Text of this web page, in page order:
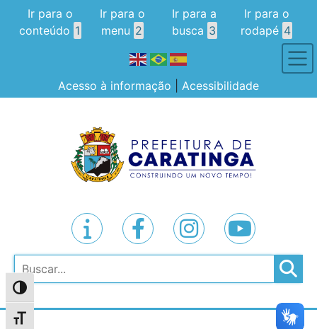
Alternar alto contraste
Alternar tamanho da fonte
Ir para o
conteúdo 1
Ir para o
menu 2
Ir para a
busca 3
Ir para o
rodapé 4
Acesso à informação Acessibilidade
Pesquisar